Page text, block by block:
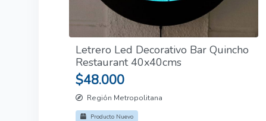
Letrero Led Decorativo Bar Quincho
Restaurant 40x40cms
$48.000
Región Metropolitana
Producto Nuevo